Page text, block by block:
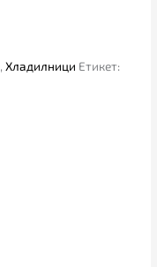
,Хладилници Етикет: